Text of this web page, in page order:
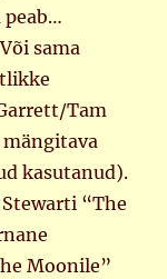
sama
Tam
mängitava
kasutanud).
“The
Moonile”